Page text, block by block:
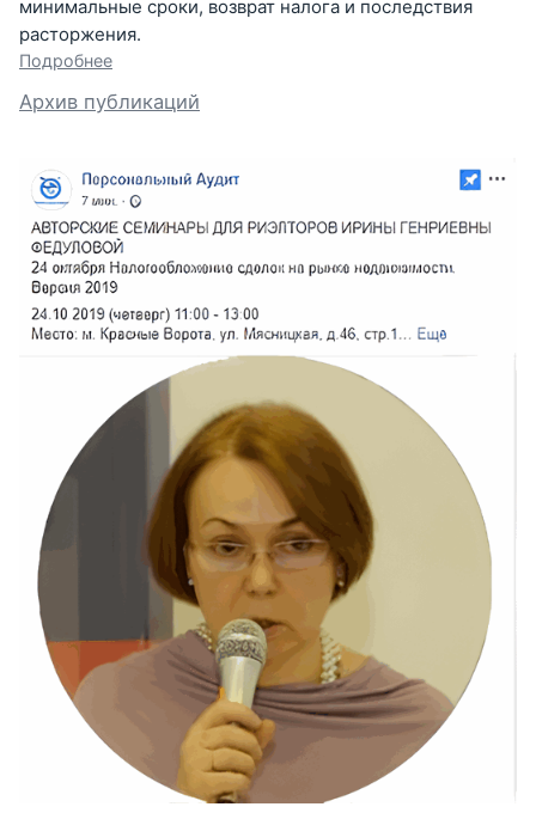
минимальные сроки, возврат налога и последствия
расторжения.
Подробнее
Архив публикаций